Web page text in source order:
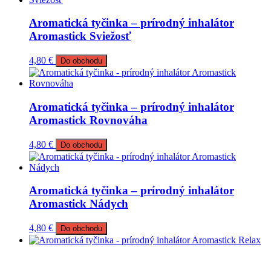
Aromatická tyčinka – prírodný inhalátor
Aromastick Sviežosť
4,80 € Do obchodu
Aromatická tyčinka – prírodný inhalátor
Aromastick Rovnováha
4,80 € Do obchodu
Aromatická tyčinka – prírodný inhalátor
Aromastick Nádych
4,80 € Do obchodu